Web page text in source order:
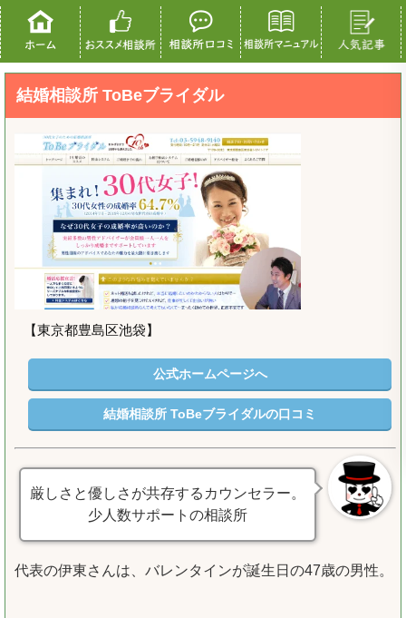
結婚相談所 ToBeブライダル
【東京都豊島区池袋】
公式ホームページへ
結婚相談所 ToBeブライダルの口コミ
厳しさと優しさが共存するカウンセラー。
少人数サポートの相談所
代表の伊東さんは、バレンタインが誕生日の47歳の男性。